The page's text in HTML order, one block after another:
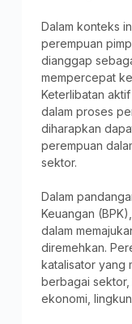
Dalam konteks
perempuan
dianggap
mempercepat
Keterlibatan
dalam proses
diharapkan
perempuan
sektor.
Dalam
Keuangan
dalam
diremehkan.
katalisator yang
berbagai sektor,
ekonomi,